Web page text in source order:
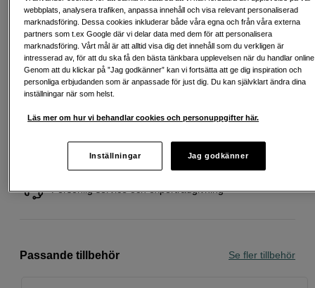
Att låna kostar pengar! Om du inte kan betala tillbaka skulden i tid
riskerar du en betalningsanmärkning. Det kan leda till svårigheter att få hyra
bostad, teckna abonnemang och få nya lån. För stöd, vänd dig till budget-
och skuldrådgivningen i din kommun. Kontaktuppgifter finns på
konsumentverket.se (öppnas i ny flik)
Köp nu och betala inom 30 dagar
Personlig service och expertrådgivning
Passande tillbehör Se fler tillbehör
webbplats, analysera trafiken, anpassa innehåll och visa relevant personaliserad
marknadsföring. Dessa cookies inkluderar både våra egna och från våra externa
partners som t.ex Google där vi delar data med dem för att personalisera
marknadsföring. Vårt mål är att alltid visa dig det innehåll som du verkligen är
intresserad av, för att du ska få den bästa tänkbara upplevelsen när du handlar
Genom att du klickar på ”Jag godkänner” kan vi fortsätta att ge dig inspiration och
personliga erbjudanden som är anpassade för just dig. Du kan självklart ändra dina
inställningar när som helst.
Läs mer om hur vi behandlar cookies och personuppgifter här.
Inställningar Jag godkänner